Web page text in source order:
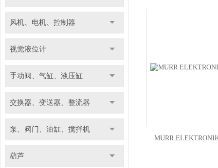
风机、电机、控制器
视觉液位计
手动阀、气缸、液压缸
交换器、变送器、整流器
泵、阀门、油缸、搅拌机
葫芦
MURR